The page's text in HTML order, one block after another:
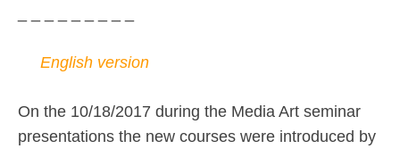
English version
On the 10/18/2017 during the Media Art seminar
presentations the new courses were introduced by